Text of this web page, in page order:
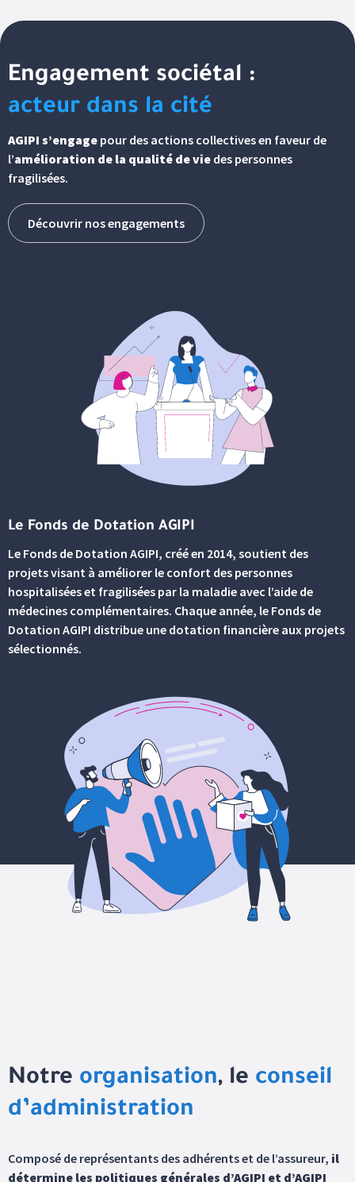
Engagement sociétal :
acteur dans la cité
AGIPI s’engage pour des actions collectives en faveur de
l’amélioration de la qualité de vie des personnes
fragilisées.
Découvrir nos engagements
Le Fonds de Dotation AGIPI
Le Fonds de Dotation AGIPI, créé en 2014, soutient des
projets visant à améliorer le confort des personnes
hospitalisées et fragilisées par la maladie avec l’aide de
médecines complémentaires. Chaque année, le Fonds de
Dotation AGIPI distribue une dotation financière aux projets
sélectionnés.
Notre organisation, le conseil
d’administration
Composé de représentants des adhérents et de l’assureur, il
détermine les politiques générales d’AGIPI et d’AGIPI